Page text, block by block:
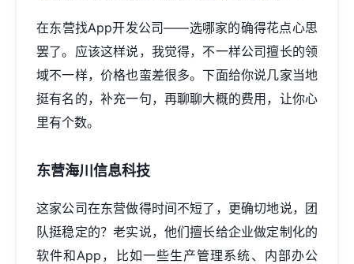
在东营找App开发公司——选哪家的确得花点心思
罢了。应该这样说，我觉得，不一样公司擅长的领
域不一样，价格也蛮差很多。下面给你说几家当地
挺有名的，补充一句，再聊聊大概的费用，让你心
里有个数。
东营海川信息科技
这家公司在东营做得时间不短了，更确切地说，团
队挺稳定的？老实说，他们擅长给企业做定制化的
软件和App，比如一些生产管理系统、内部办公